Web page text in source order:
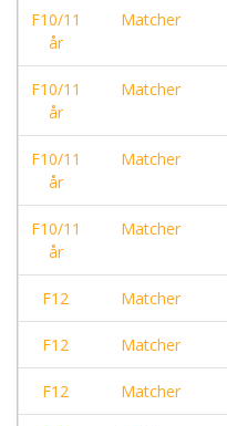
F10/11
år
Matcher
F10/11
år
Matcher
F10/11
år
Matcher
F10/11
år
Matcher
F12 Matcher
F12 Matcher
F12 Matcher